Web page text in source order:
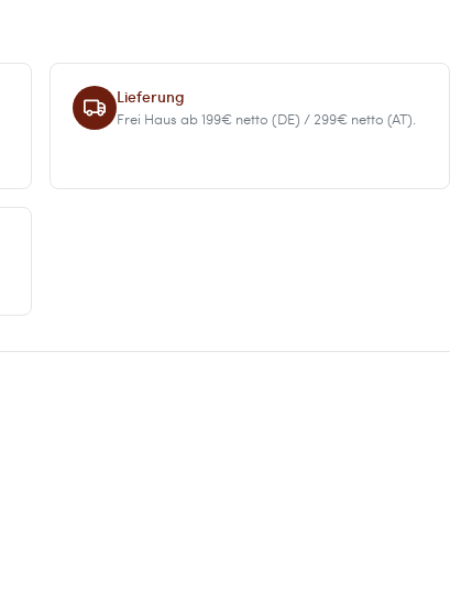
Lieferung
Frei Haus ab 199€ netto (DE) / 299€ netto (AT).